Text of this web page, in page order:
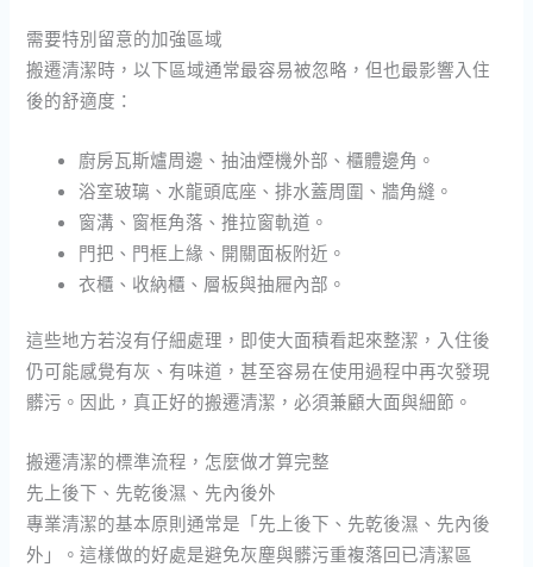
需要特別留意的加強區域
搬遷清潔時，以下區域通常最容易被忽略，但也最影響入住
後的舒適度：
廚房瓦斯爐周邊、抽油煙機外部、櫃體邊角。
浴室玻璃、水龍頭底座、排水蓋周圍、牆角縫。
窗溝、窗框角落、推拉窗軌道。
門把、門框上緣、開關面板附近。
衣櫃、收納櫃、層板與抽屜內部。
這些地方若沒有仔細處理，即使大面積看起來整潔，入住後
仍可能感覺有灰、有味道，甚至容易在使用過程中再次發現
髒污。因此，真正好的搬遷清潔，必須兼顧大面與細節。
搬遷清潔的標準流程，怎麼做才算完整
先上後下、先乾後濕、先內後外
專業清潔的基本原則通常是「先上後下、先乾後濕、先內後
外」。這樣做的好處是避免灰塵與髒污重複落回已清潔區